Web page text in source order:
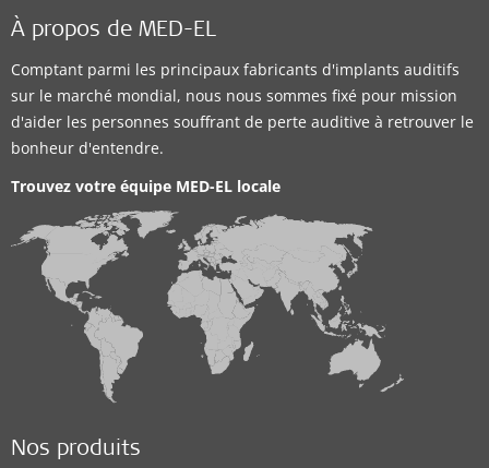
À propos de MED-EL
Comptant parmi les principaux fabricants d'implants auditifs
sur le marché mondial, nous nous sommes fixé pour mission
d'aider les personnes souffrant de perte auditive à retrouver le
bonheur d'entendre.
Trouvez votre équipe MED-EL locale
Nos produits